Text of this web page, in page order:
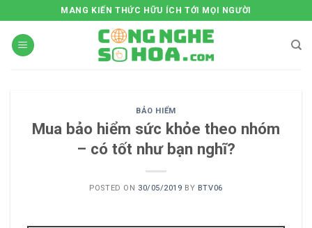
to
content
MANG KIẾN THỨC HỮU ÍCH TỚI MỌI NGƯỜI
BẢO HIỂM
Mua bảo hiểm sức khỏe theo nhóm
– có tốt như bạn nghĩ?
POSTED ON 30/05/2019 BY BTV06